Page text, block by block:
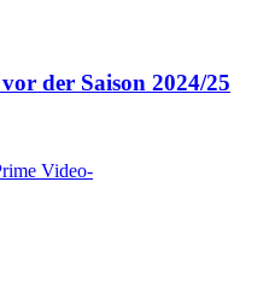
der Saison 2024/25